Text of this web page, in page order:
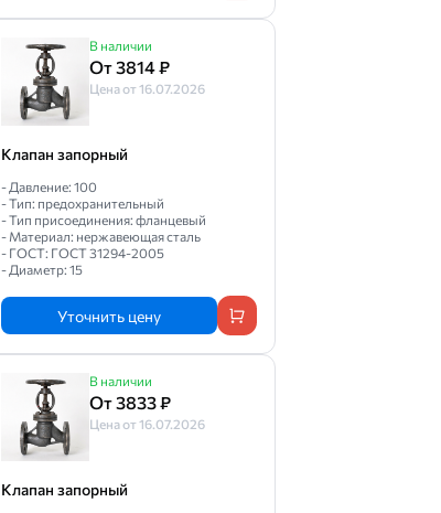
В наличии
От 3814 ₽
Цена от 16.07.2026
Клапан запорный
- Давление: 100
- Тип: предохранительный
- Тип присоединения: фланцевый
- Материал: нержавеющая сталь
- ГОСТ: ГОСТ 31294-2005
- Диаметр: 15
Уточнить цену
В наличии
От 3833 ₽
Цена от 16.07.2026
Клапан запорный